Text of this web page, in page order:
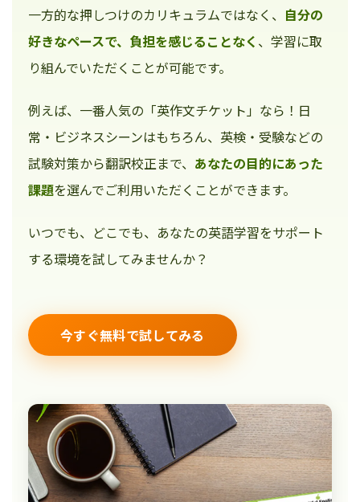
一方的な押しつけのカリキュラムではなく、 自分の
好きなペースで、負担を感じることなく 、学習に取
り組んでいただくことが可能です。
例えば、一番人気の「英作文チケット」なら！日
常・ビジネスシーンはもちろん、英検・受験などの
試験対策から翻訳校正まで、 あなたの目的にあった
課題を選んでご利用いただくことができます。
いつでも、どこでも、あなたの英語学習をサポート
する環境を試してみませんか？
今すぐ無料で試してみる